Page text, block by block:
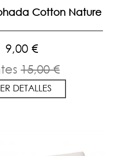
Cotton Nature
9,00 €
15,00 €
DETALLES